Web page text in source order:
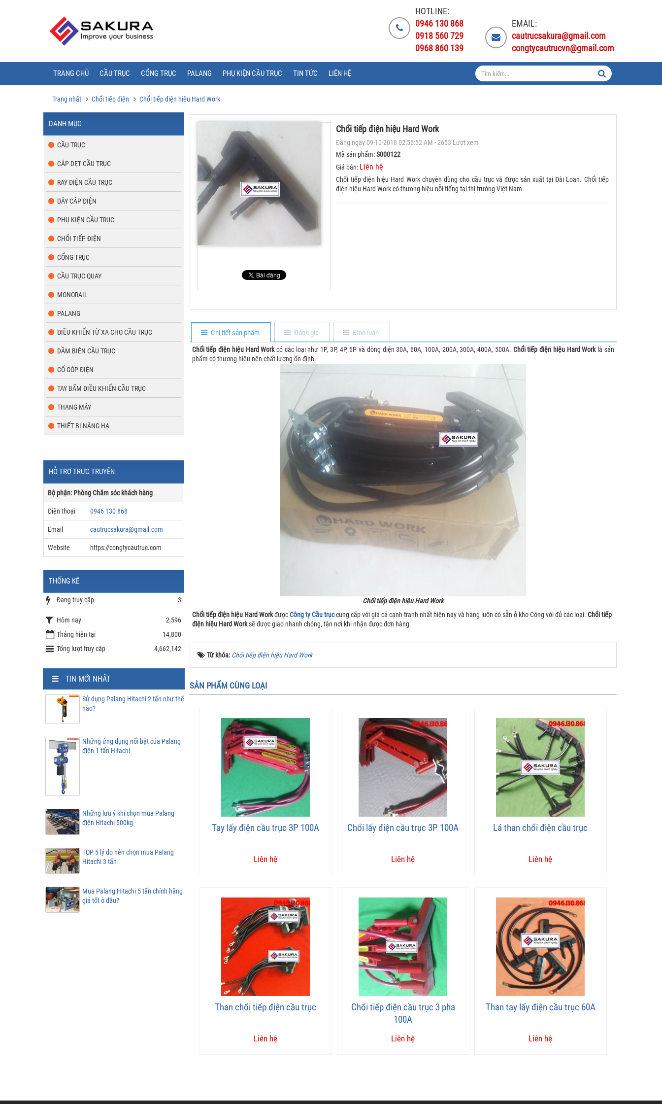
HOTLINE:
0946 130 868
0918 560 729
0968 860 139
EMAIL:
cautrucsakura@gmail.com
congtycautrucvn@gmail.com
TRANG CHỦ CẦU TRỤC CỔNG TRỤC PALANG PHỤ KIỆN CẦU TRỤC TIN TỨC LIÊN HỆ
Trang nhất Chổi tiếp điện Chổi tiếp điện hiệu Hard Work
Chổi tiếp điện hiệu Hard Work
Đăng ngày 09-10-2018 02:56:52 AM - 2653 Lượt xem
Mã sản phẩm:S000122
Giá bán: Liên hệ
Chổi tiếp điện hiệu Hard Work chuyên dùng cho cầu trục và được sản xuất tại Đài Loan. Chổi tiếp
điện hiệu Hard Work có thương hiệu nỗi tiếng tại thị trường Việt Nam.
Chi tiết sản phẩm Đánh giá Bình luận
Chổi tiếp điện hiệu Hard Workcó các loại như 1P, 3P, 4P, 6P và dòng điện 30A, 60A, 100A, 200A, 300A, 400A, 500A. Chổi tiếp điện hiệu Hard Worklà sản
phẩm có thương hiệu nên chất lượng ổn định.
Chổi tiếp điện hiệu Hard Work
Chổi tiếp điện hiệu Hard WorkđượcCông ty Cầu trụccung cấp với giá cả cạnh tranh nhất hiện nay và hàng luôn có sẵn ở kho Công với đủ các loại. Chổi tiếp
điện hiệu Hard Worksẽ được giao nhanh chóng, tận nơi khi nhận được đơn hàng.
Từ khóa: Chổi tiếp điện hiệu Hard Work
SẢN PHẨM CÙNG LOẠI
Tay lấy điện cầu trục 3P 100A
Liên hệ
Chổi lấy điện cầu trục 3P 100A
Liên hệ
Lá than chổi điện cầu trục
Liên hệ
Than chổi tiếp điện cầu trục
Liên hệ
Chổi tiếp điện cầu trục 3 pha
100A
Liên hệ
Than tay lấy điện cầu trục 60A
Liên hệ
DANH MỤC
CẦU TRỤC
CÁP DẸT CẦU TRỤC
RAY ĐIỆN CẦU TRỤC
DÂY CÁP ĐIỆN
PHỤ KIỆN CẦU TRỤC
CHỔI TIẾP ĐIỆN
CỔNG TRỤC
CẦU TRỤC QUAY
MONORAIL
PALANG
ĐIỀU KHIỂN TỪ XA CHO CẦU TRỤC
DẦM BIÊN CẦU TRỤC
CỔ GÓP ĐIỆN
TAY BẤM ĐIỀU KHIỂN CẦU TRỤC
THANG MÁY
THIẾT BỊ NÂNG HẠ
HỖ TRỢ TRỰC TRUYẾN
Bộ phận: Phòng Chăm sóc khách hàng
Điện thoại 0946 130 868
Email cautrucsakura@gmail.com
Website https://congtycautruc.com
THỐNG KÊ
Đang truy cập 3
Hôm nay
2,596
Tháng hiện tại
14,800
Tổng lượt truy cập
4,662,142
TIN MỚI NHẤT
Sử dụng Palang Hitachi 2 tấn như thế
nào?
Những ứng dụng nổi bật của Palang
điện 1 tấn Hitachi
Những lưu ý khi chọn mua Palang
điện Hitachi 500kg
TOP 5 lý do nên chọn mua Palang
Hitachi 3 tấn
Mua Palang Hitachi 5 tấn chính hãng
giá tốt ở đâu?